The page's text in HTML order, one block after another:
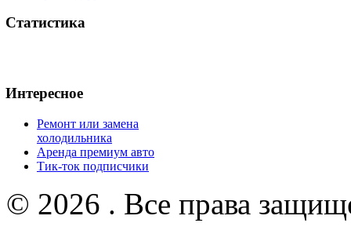
Статистика
Интересное
Ремонт или замена
холодильника
Аренда премиум авто
Тик-ток подписчики
© 2026 . Все права